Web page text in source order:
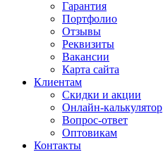
Гарантия
Портфолио
Отзывы
Реквизиты
Вакансии
Карта сайта
Клиентам
Скидки и акции
Онлайн-калькулятор
Вопрос-ответ
Оптовикам
Контакты